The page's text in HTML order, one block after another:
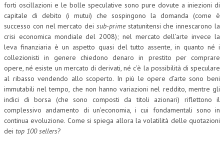
REDAZIONE
PEER REVIEW
CODICE ETICO
AUTORI
COLLABORA CON NOI
CORPORATE SOCIAL RESPONSIBILITY
forti oscillazioni e le bolle speculative sono pure dovute a iniezioni di
capitale di debito (i mutui) che sospingono la domanda (come è
successo con nel mercato dei sub-primestatunitensi che innescarono la
crisi economica mondiale del 2008); nel mercato dell’arte invece la
leva finanziaria è un aspetto quasi del tutto assente, in quanto né i
collezionisti in genere chiedono denaro in prestito per comprare
opere, né esiste un mercato di derivati, né c’è la possibilità di speculare
al ribasso vendendo allo scoperto. In più le opere d’arte sono beni
immutabili nel tempo, che non hanno variazioni nel reddito, mentre gli
indici di borsa (che sono composti da titoli azionari) riflettono il
complessivo andamento di un’economia, i cui fondamentali sono in
continua evoluzione. Come si spiega allora la volatilità delle quotazioni
dei top 100 sellers?